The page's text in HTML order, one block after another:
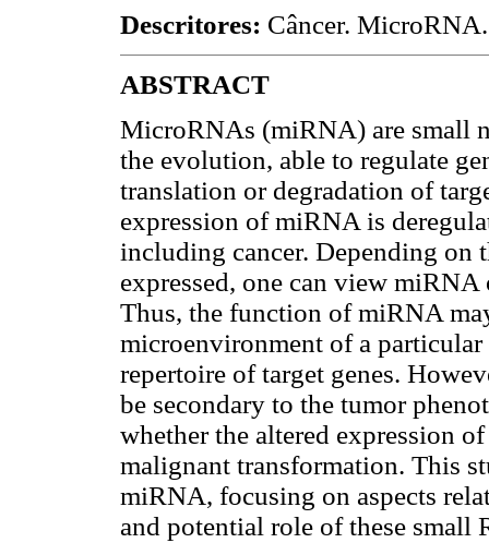
Descritores: Câncer.
ABSTRACT
MicroRNAs (miRNA) are small
the evolution, able to regulate
translation or degradation of
expression of miRNA is
including cancer. Depending on
expressed, one can view
Thus, the function of miRNA
microenvironment of a
repertoire of target genes.
be secondary to the tumor
whether the altered expression
malignant transformation. This
miRNA, focusing on aspects
and potential role of these small